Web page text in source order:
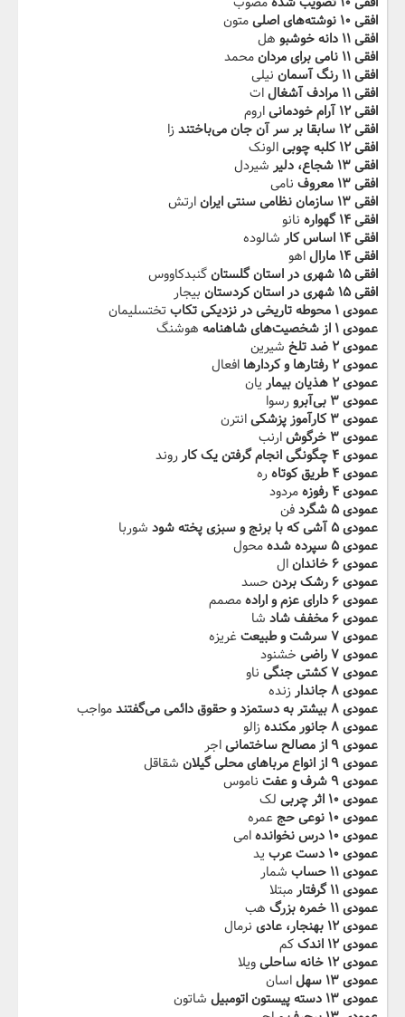
افقی ۱۰ نوشته‌های اصلی
متون
افقی ۱۱ دانه خوشبو
هل
افقی ۱۱ نامی برای مردان
محمد
افقی ۱۱ رنگ آسمان
نیلی
افقی ۱۱ مرادف آشغال
ات
افقی ۱۲ آرام خودمانی
اروم
افقی ۱۲ سابقا بر سر آن جان می‌باختند
زا
افقی ۱۲ کلبه چوبی
الونک
افقی ۱۳ شجاع، دلیر
شیردل
افقی ۱۳ معروف
نامی
افقی ۱۳ سازمان نظامی سنتی ایران
ارتش
افقی ۱۴ گهواره
نانو
افقی ۱۴ اساس کار
شالوده
افقی ۱۴ مارال
اهو
افقی ۱۵ شهری در استان گلستان
گنبدکاووس
افقی ۱۵ شهری در استان کردستان
بیجار
عمودی ۱ محوطه تاریخی در نزدیکی تکاب
تختسلیمان
عمودی ۱ از شخصیت‌های شاهنامه
هوشنگ
عمودی ۲ ضد تلخ
شیرین
عمودی ۲ رفتارها و کردارها
افعال
عمودی ۲ هذیان بیمار
یان
عمودی ۳ بی‌آبرو
رسوا
عمودی ۳ کارآموز پزشکی
انترن
عمودی ۳ خرگوش
ارنب
عمودی ۴ چگونگی انجام گرفتن یک کار
روند
عمودی ۴ طریق کوتاه
ره
عمودی ۴ رفوزه
مردود
عمودی ۵ شگرد
فن
عمودی ۵ آشی که با برنج و سبزی پخته شود
شوربا
عمودی ۵ سپرده شده
محول
عمودی ۶ خاندان
ال
عمودی ۶ رشک بردن
حسد
عمودی ۶ دارای عزم و اراده
مصمم
عمودی ۶ مخفف شاد
شا
عمودی ۷ سرشت و طبیعت
غریزه
عمودی ۷ راضی
خشنود
عمودی ۷ کشتی جنگی
ناو
عمودی ۸ جاندار
زنده
عمودی ۸ بیشتر به دستمزد و حقوق دائمی می‌گفتند
مواجب
عمودی ۸ جانور مکنده
زالو
عمودی ۹ از مصالح ساختمانی
اجر
عمودی ۹ از انواع مرباهای محلی گیلان
شقاقل
عمودی ۹ شرف و عفت
ناموس
عمودی ۱۰ اثر چربی
لک
عمودی ۱۰ نوعی حج
عمره
عمودی ۱۰ درس نخوانده
امی
عمودی ۱۰ دست عرب
ید
عمودی ۱۱ حساب
شمار
عمودی ۱۱ گرفتار
مبتلا
عمودی ۱۱ خمره بزرگ
هب
عمودی ۱۲ بهنجار، عادی
نرمال
عمودی ۱۲ اندک
کم
عمودی ۱۲ خانه ساحلی
ویلا
عمودی ۱۳ سهل
اسان
عمودی ۱۳ دسته پیستون اتومبیل
شاتون